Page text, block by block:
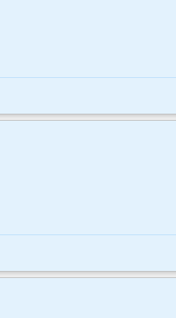
telefoniczny z klientami; Profesjonalna
z klientami; Profesjonalna